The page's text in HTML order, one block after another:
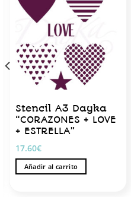
Stencil A3 Dayka
“CORAZONES + LOVE
+ ESTRELLA”
17.60€
Añadir al carrito